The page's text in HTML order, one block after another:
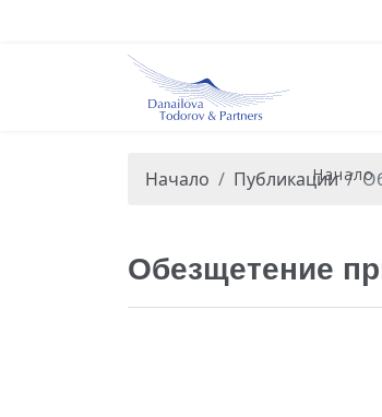
Начало
Начало Публикации
Обезщетение